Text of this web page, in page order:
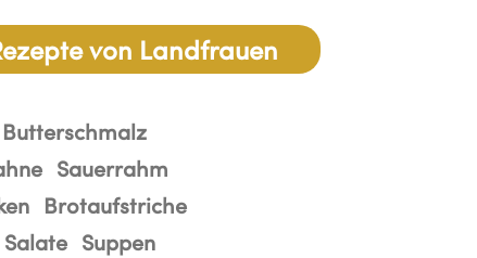
von Landfrauen
Butterschmalz
Sauerrahm
Brotaufstriche
Salate Suppen